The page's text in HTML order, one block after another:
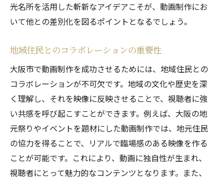
光名所を活用した斬新なアイデアこそが、動画制作にお
いて他との差別化を図るポイントとなるでしょう。
地域住民とのコラボレーションの重要性
大阪市で動画制作を成功させるためには、地域住民との
コラボレーションが不可欠です。地域の文化や歴史を深
く理解し、それを映像に反映させることで、視聴者に強
い共感を呼び起こすことができます。例えば、大阪の地
元祭りやイベントを題材にした動画制作では、地元住民
の協力を得ることで、リアルで臨場感のある映像を作る
ことが可能です。これにより、動画に独自性が生まれ、
視聴者にとって魅力的なコンテンツとなります。また、